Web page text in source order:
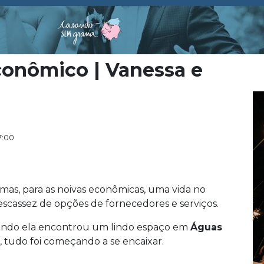
| Vanessa e
para as noivas econômicas, uma vida no
de opções de fornecedores e serviços.
ela encontrou um lindo espaço em Águas
foi começando a se encaixar.